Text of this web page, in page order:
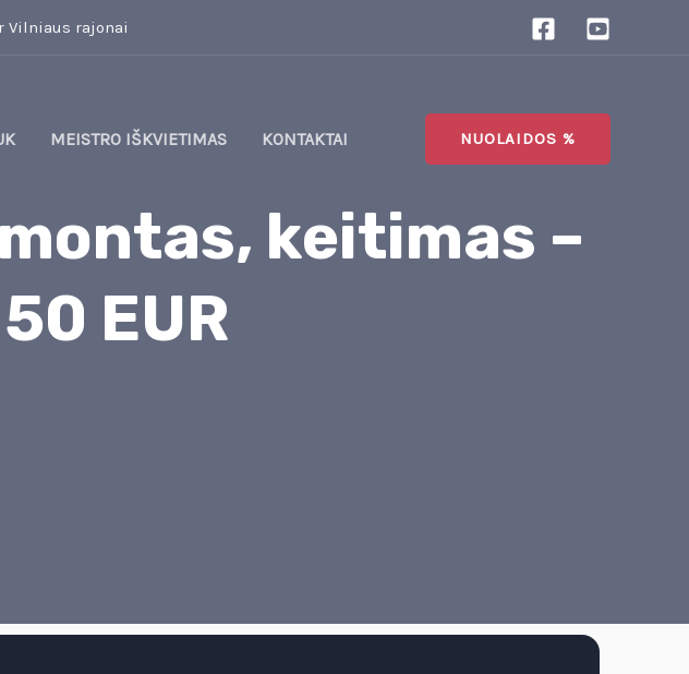
Vilniaus rajonai
MEISTRO IŠKVIETIMAS KONTAKTAI NUOLAIDOS %
keitimas –
EUR